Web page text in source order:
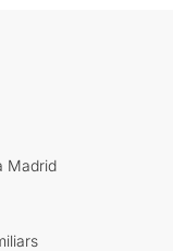
Madrid